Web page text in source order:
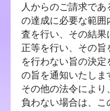
人からのご請求で
の達成に必要な範
査を行い、その結
正等を行い、その
を行わない旨の決
の旨を通知いたし
その他の法令によ
負わない場合は、こ